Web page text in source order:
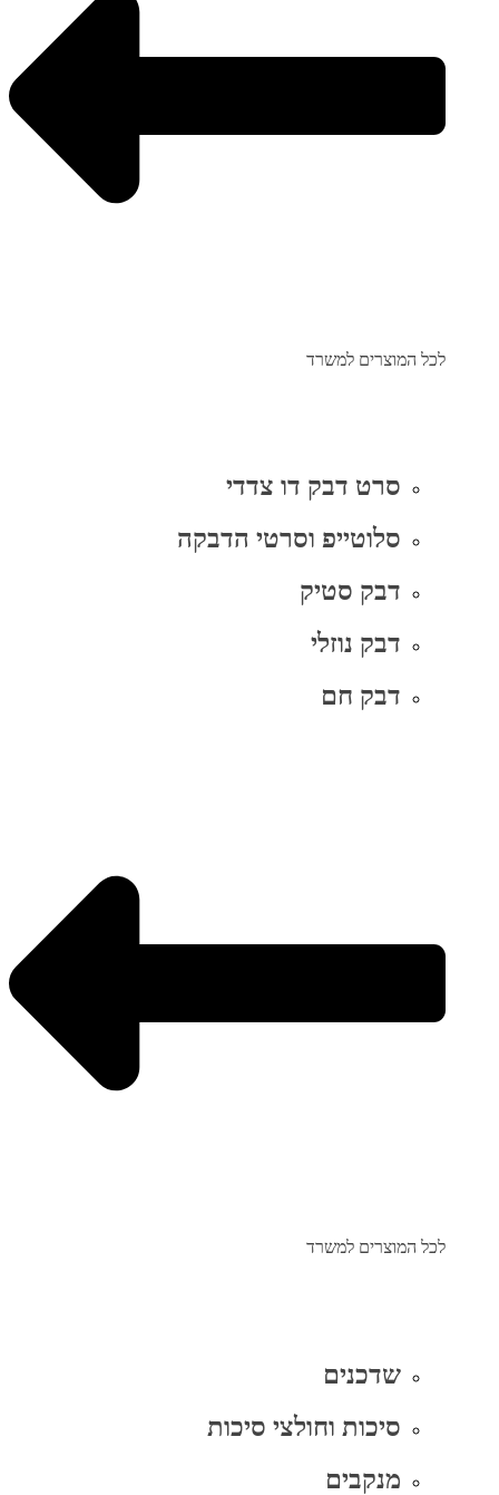
לכל המוצרים למשרד
סרט דבק דו צדדי
סלוטייפ וסרטי הדבקה
דבק סטיק
דבק נוזלי
דבק חם
לכל המוצרים למשרד
שדכנים
סיכות וחולצי סיכות
מנקבים